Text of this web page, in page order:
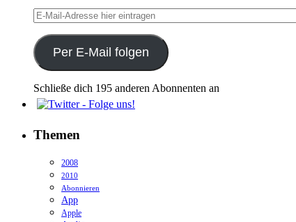
E-
Mail-
Adresse
hier
eintragen
Per E-Mail folgen
Schließe dich 195 anderen Abonnenten an
Themen
2008
2010
Abonnieren
App
Apple